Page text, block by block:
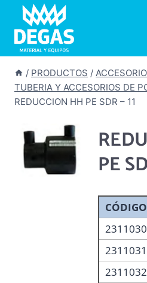
Saltar
contenido
/ PRODUCTOS /
TUBERIA Y ACCESORIOS DE
REDUCCION HH PE SDR – 11
PE
CÓDIGO
2311030
2311031
2311032